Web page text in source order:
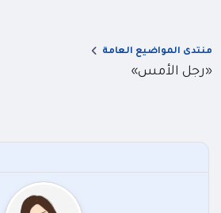
منتدى المواضيع العامة
«رجل الأمس»